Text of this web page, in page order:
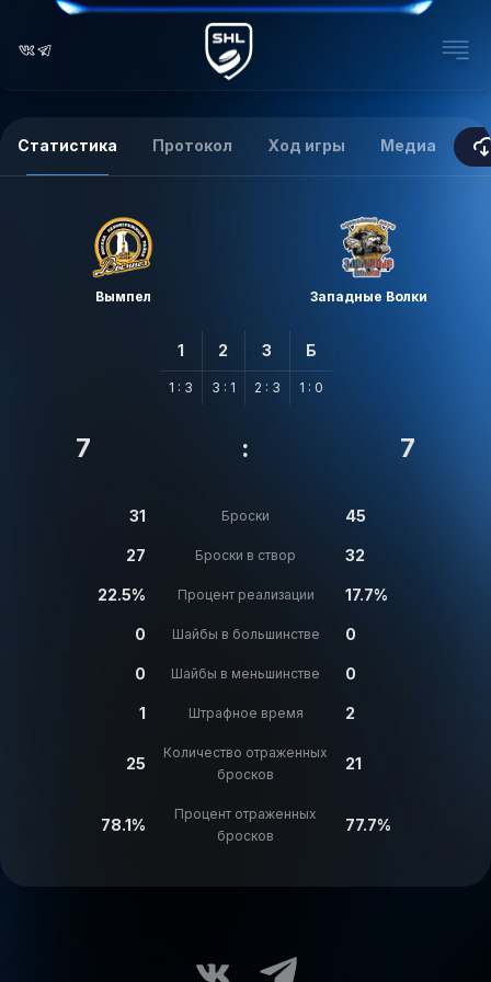
Статистика Протокол Ход игры Медиа
Вымпел Западные Волки
1
1 : 3
2
3 : 1
3
2 : 3
Б
1 : 0
7 : 7
31 Броски 45
27 Броски в створ 32
22.5% Процент реализации 17.7%
0 Шайбы в большинстве 0
0 Шайбы в меньшинстве 0
1 Штрафное время 2
25
Количество отраженных
бросков
21
78.1%
Процент отраженных
бросков
77.7%